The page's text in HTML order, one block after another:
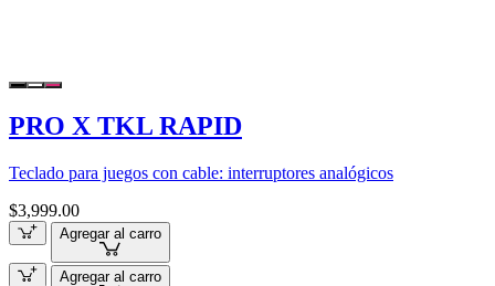
PRO X TKL RAPID
Teclado para juegos con cable: interruptores analógicos
$3,999.00
Agregar al carro
Agregar al carro